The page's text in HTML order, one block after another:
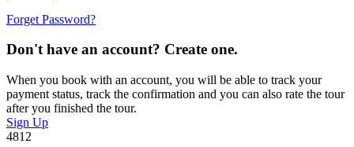
Forget Password?
Don't have an account? Create one.
When you book with an account, you will be able to track your
payment status, track the confirmation and you can also rate the tour
after you finished the tour.
Sign Up
4812